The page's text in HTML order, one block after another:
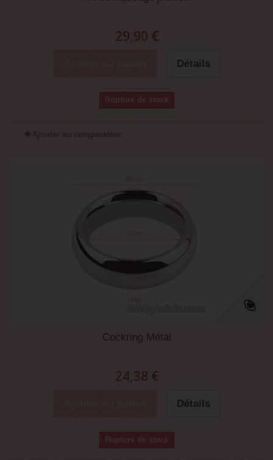
29,90 €
Détails
Rupture de stock
Cockring Métal
24,38 €
Détails
Rupture de stock